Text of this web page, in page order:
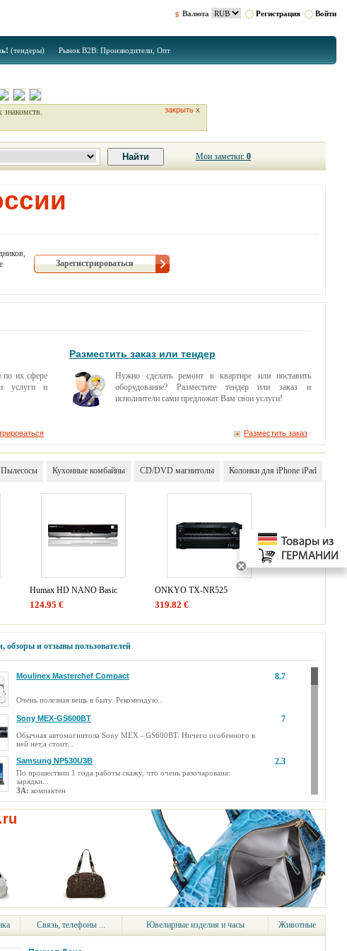
Валюта Регистрация Войти
(тендеры) Рынок B2B: Производители, Опт
знакомств.
закрыть х
Мои заметки: 0
Зарегистрироваться
по их сфере
услуги и
Разместить заказ или тендер
Нужно сделать ремонт в квартире или поставить
оборудование? Разместите тендер или заказ и
исполнители сами предложат Вам свои услуги!
Разместить заказ
Пылесосы Кухонные комбайны CD/DVD магнитолы Колонки для iPhone iPad
Humax HD NANO Basic
124.95 €
ONKYO TX-NR525
319.82 €
обзоры и отзывы пользователей
Moulinex Masterchef Compact 8.7
Очень полезная вещь в быту. Рекомендую..
Sony MEX-GS600BT 7
Обычная автомогнитола Sony MEX - GS600BT. Ничего особенного в
ней нет,а стоит...
Samsung NP530U3B
2.3
По прошествии 1 года работы скажу, что очень разочарована:
зарядки...
ЗА: компактен
8
Делает вкусно, быстро любой кофе. Вообще проблем с машиной нет. Я
Samsung 1100 Kit + 20-50 II
9
Фотоаппарат Samsung 1000kit +20-50, продвинутая беззеркальная
камера со стандартным...
Canon HF R46
8
Классная видеокамера!!! Стильный дизайн, широкоформатный экран,
компактные...
Связь, телефоны ... Ювелирные изделия и часы Животные